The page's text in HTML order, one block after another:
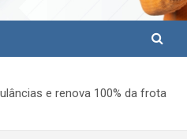
mão!
e renova 100% da frota